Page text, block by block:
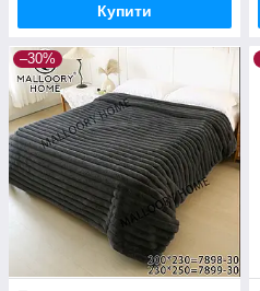
Купити
–30%